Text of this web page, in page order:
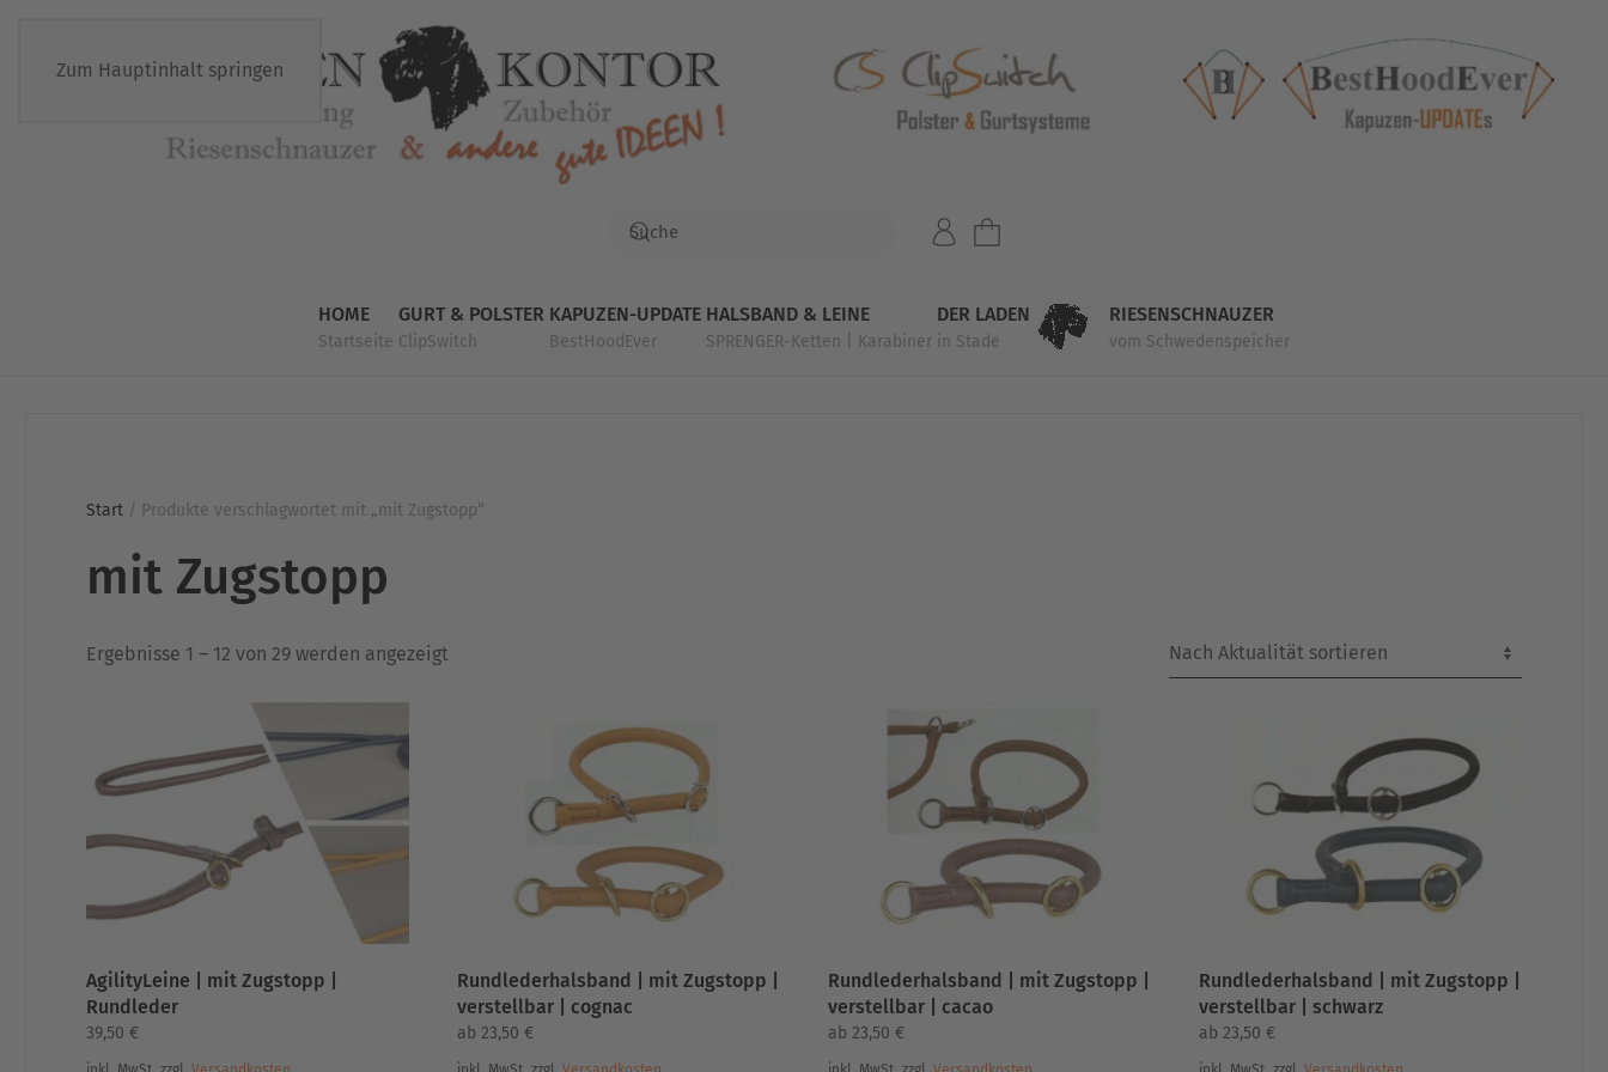
Zum Hauptinhalt springen
HOME
Startseite
GURT & POLSTER
ClipSwitch
KAPUZEN-UPDATE
BestHoodEver
HALSBAND & LEINE
SPRENGER-Ketten | Karabiner
DER LADEN
in Stade
RIESENSCHNAUZER
vom Schwedenspeicher
Start / Produkte verschlagwortet mit „mit Zugstopp“
mit Zugstopp
Ergebnisse 1 – 12 von 29 werden angezeigt
AgilityLeine | mit Zugstopp |
Rundleder
39,50 €
Rundlederhalsband | mit Zugstopp |
verstellbar | cognac
ab 23,50 €
Rundlederhalsband | mit Zugstopp |
verstellbar | cacao
ab 23,50 €
Rundlederhalsband | mit Zugstopp |
verstellbar | schwarz
ab 23,50 €